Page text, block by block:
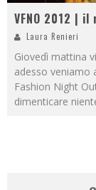
VFNO 2012 |
Laura Renieri
Giovedì mattina
adesso veniamo
Fashion Night
dimenticare